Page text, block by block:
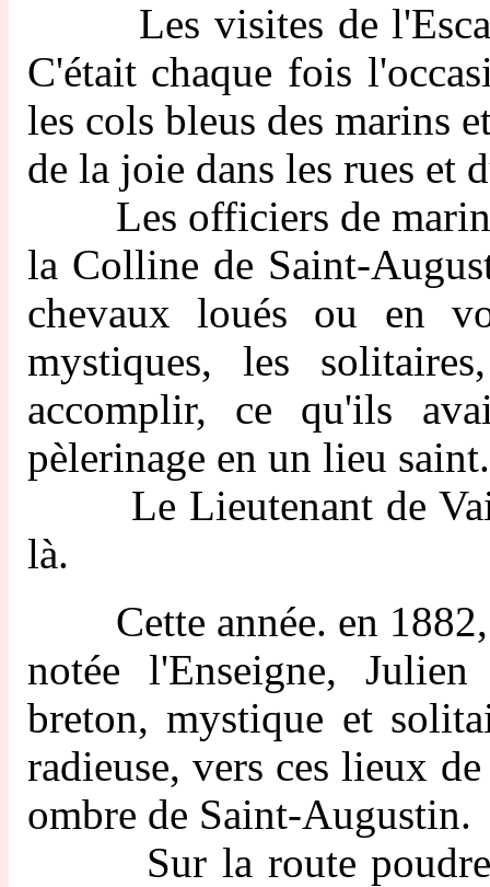
Les visites de
C'était chaque fois
les cols bleus des marins
de la joie dans les rues et
Les officiers de marine
la Colline de Saint-
chevaux loués ou en
mystiques, les
accomplir, ce qu'ils
pèlerinage en un lieu saint.
Le Lieutenant de
là.
Cette année. en 1882,
notée l'Enseigne,
breton, mystique et
radieuse, vers ces lieux
ombre de Saint-Augustin.
Sur la route